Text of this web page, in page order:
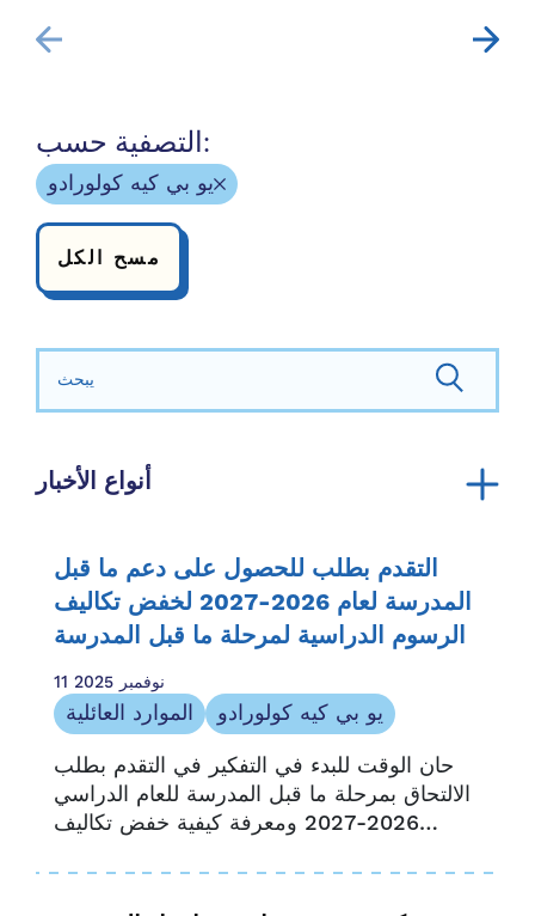
التصفية حسب:
يو بي كيه كولورادو
مسح الكل
بحث عن:
أنواع الأخبار
التقرير السنوي
موارد المجتمع
الموارد العائلية
قصص عائلية
ذكر وسائل الإعلام
النشرة الإخبارية
الفرصة والوصول
بيان صحفي
موارد مقدم الخدمة
قصص مقدمي الخدمة
التقدم بطلب للحصول على دعم ما قبل
المدرسة لعام 2026-2027 لخفض تكاليف
الرسوم الدراسية لمرحلة ما قبل المدرسة
11 نوفمبر 2025
الموارد العائلية
يو بي كيه كولورادو
حان الوقت للبدء في التفكير في التقدم بطلب
الالتحاق بمرحلة ما قبل المدرسة للعام الدراسي
2026-2027 ومعرفة كيفية خفض تكاليف
Colorado Universal Preschool (UPK)
وبرنامج Denver Preschool...